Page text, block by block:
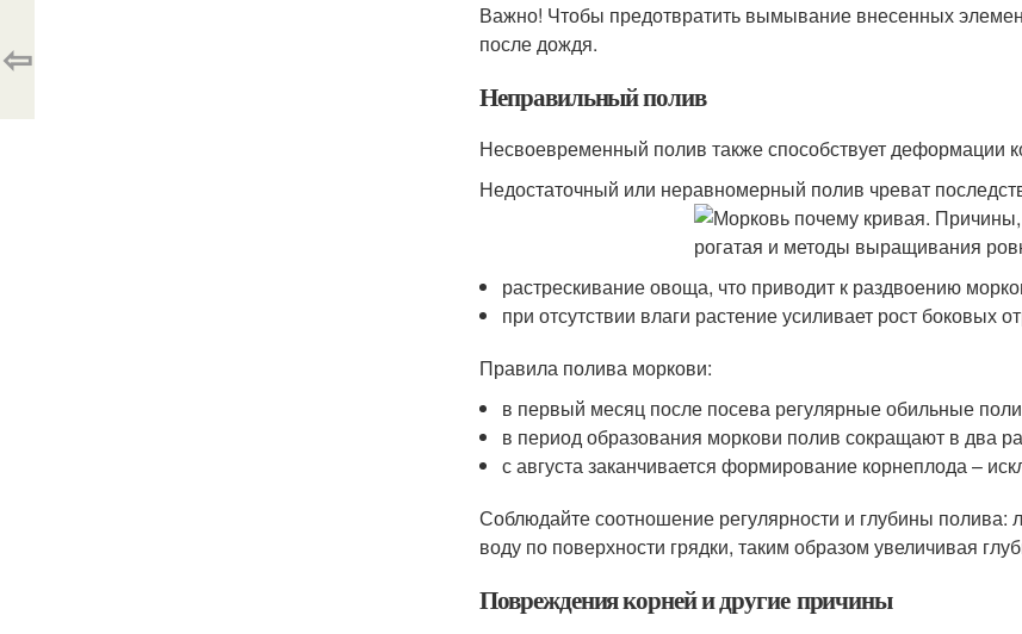
Важно! Чтобы предотвратить вымывание внесенных
после дождя.
Неправильный полив
Несвоевременный полив также способствует деформации
Недостаточный или неравномерный полив чреват
растрескивание овоща, что приводит к раздвоению
при отсутствии влаги растение усиливает рост боковых
Правила полива моркови:
в первый месяц после посева регулярные обильные
в период образования моркови полив сокращают в два
с августа заканчивается формирование корнеплода –
Соблюдайте соотношение регулярности и глубины
воду по поверхности грядки, таким образом увеличивая
Повреждения корней и другие причины
⇦